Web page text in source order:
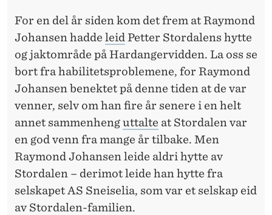
For en del år siden kom det frem at Raymond
Johansen hadde leidPetter Stordalens hytte
og jaktområde på Hardangervidden. La oss se
bort fra habilitetsproblemene, for Raymond
Johansen benektet på denne tiden at de var
venner, selv om han fire år senere i en helt
annet sammenhenguttalte at Stordalen var
en god venn fra mange år tilbake. Men
Raymond Johansen leide aldri hytte av
Stordalen – derimot leide han hytte fra
selskapet AS Sneiselia, som var et selskap eid
av Stordalen-familien.